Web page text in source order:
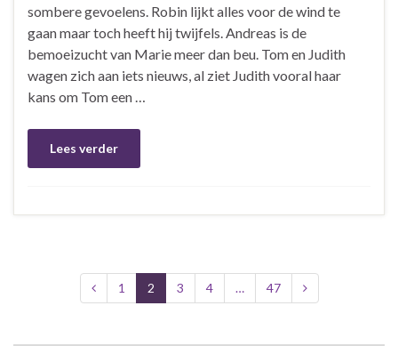
sombere gevoelens. Robin lijkt alles voor de wind te
gaan maar toch heeft hij twijfels. Andreas is de
bemoeizucht van Marie meer dan beu. Tom en Judith
wagen zich aan iets nieuws, al ziet Judith vooral haar
kans om Tom een …
Lees verder
1 2 3 4 … 47